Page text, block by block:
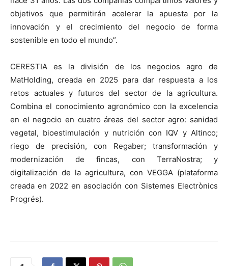
objetivos que permitirán acelerar la apuesta por la
innovación y el crecimiento del negocio de forma
sostenible en todo el mundo”.
CERESTIA es la división de los negocios agro de
MatHolding, creada en 2025 para dar respuesta a los
retos actuales y futuros del sector de la agricultura.
Combina el conocimiento agronómico con la excelencia
en el negocio en cuatro áreas del sector agro: sanidad
vegetal, bioestimulación y nutrición con IQV y Altinco;
riego de precisión, con Regaber; transformación y
modernización de fincas, con TerraNostra; y
digitalización de la agricultura, con VEGGA (plataforma
creada en 2022 en asociación con Sistemes Electrònics
Progrés).